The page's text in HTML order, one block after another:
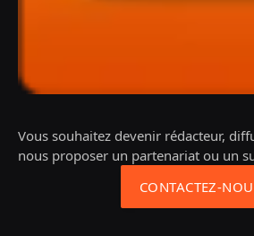
Vous souhaitez devenir rédacteur,
nous proposer un partenariat ou un
CONTACTEZ-